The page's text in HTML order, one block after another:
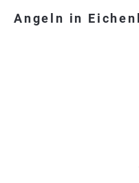
Angeln in